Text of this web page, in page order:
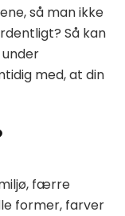
så man ikke
Så kan
med, at din
færre
former, farver